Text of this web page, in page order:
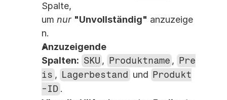
Spalte,
um nur "Unvollständig" anzuzeige
n.
Anzuzeigende
Spalten: SKU , Produktname , Pre
is , Lagerbestand und Produkt
-ID .